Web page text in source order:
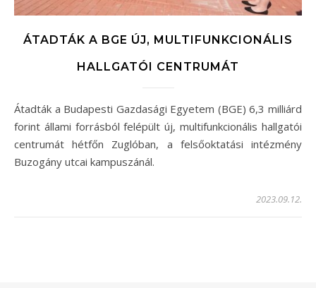
ÁTADTÁK A BGE ÚJ, MULTIFUNKCIONÁLIS
HALLGATÓI CENTRUMÁT
Átadták a Budapesti Gazdasági Egyetem (BGE) 6,3 milliárd
forint állami forrásból felépült új, multifunkcionális hallgatói
centrumát hétfőn Zuglóban, a felsőoktatási intézmény
Buzogány utcai kampuszánál.
2023.09.12.